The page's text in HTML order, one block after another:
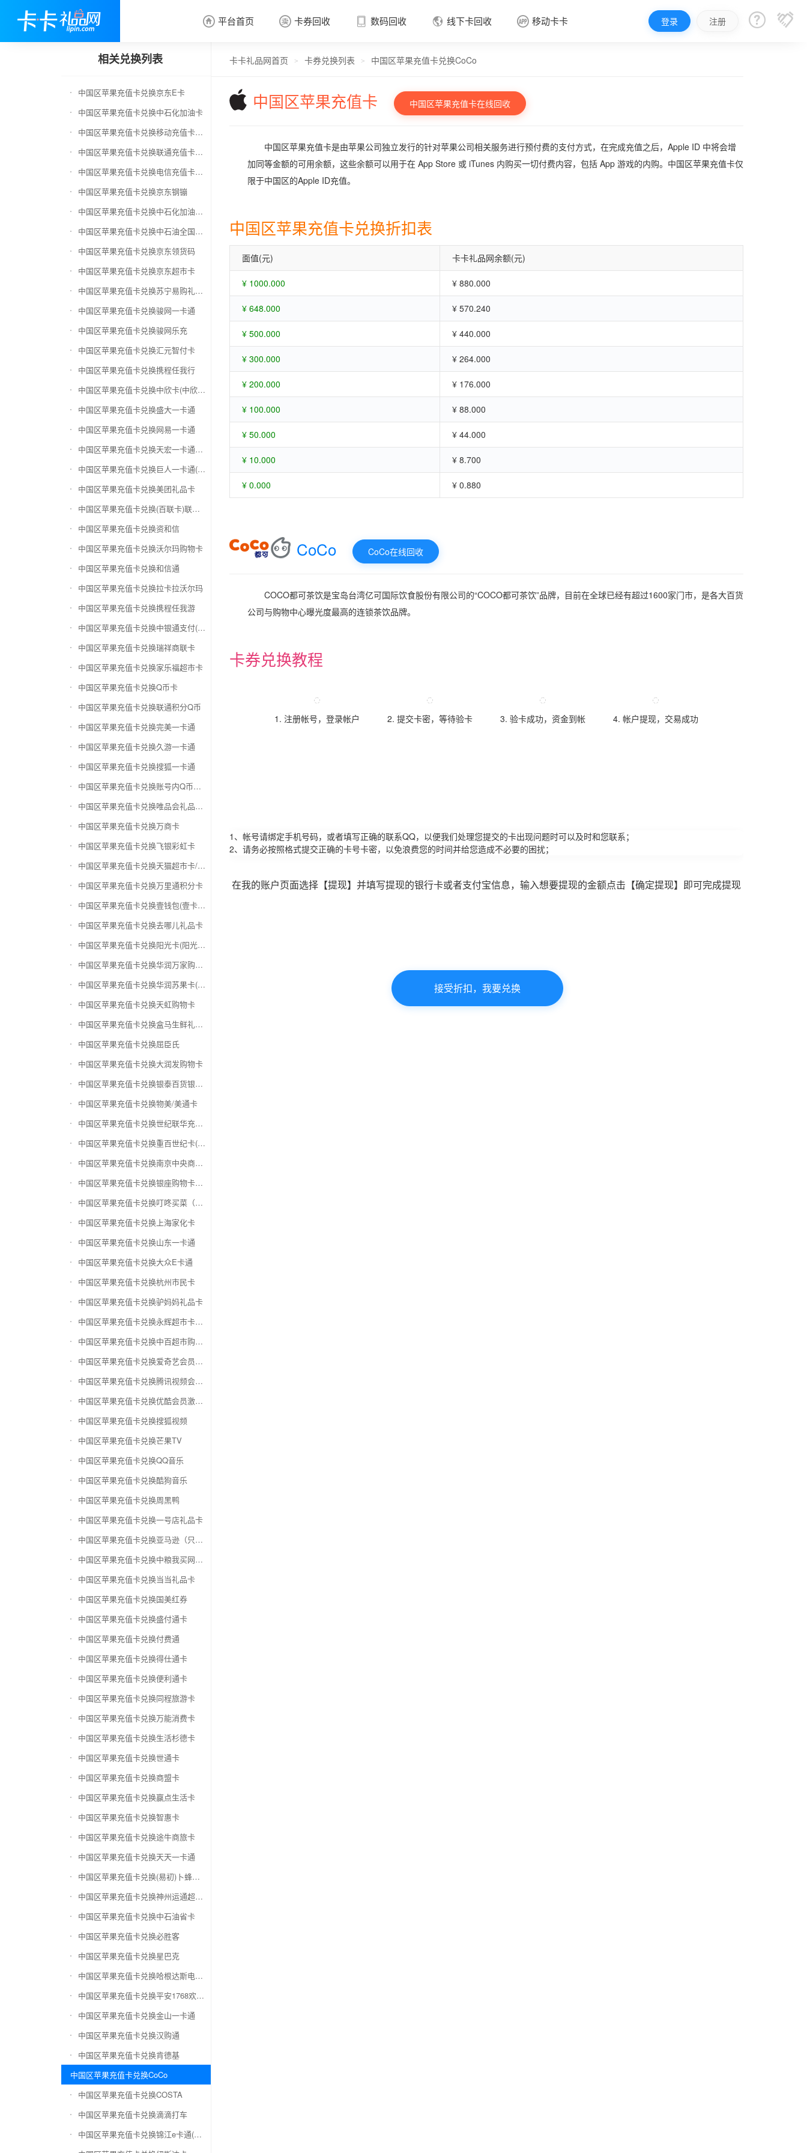
 平台首页  卡券回收
 卡券回收
 数码回收  线下卡回收  移动卡卡 登录 注册  
相关兑换列表
中国区苹果充值卡兑换京东E卡
中国区苹果充值卡兑换中石化加油卡
中国区苹果充值卡兑换移动充值卡（面值千万别选错）
中国区苹果充值卡兑换联通充值卡（面值千万别选错）
中国区苹果充值卡兑换电信充值卡（面值千万别选错）
中国区苹果充值卡兑换京东钢镚
中国区苹果充值卡兑换中石化加油卡无卡号（面值千万别选错）
中国区苹果充值卡兑换中石油全国充值卡
中国区苹果充值卡兑换京东领货码
中国区苹果充值卡兑换京东超市卡
中国区苹果充值卡兑换苏宁易购礼品卡
中国区苹果充值卡兑换骏网一卡通
中国区苹果充值卡兑换骏网乐充
中国区苹果充值卡兑换汇元智付卡
中国区苹果充值卡兑换携程任我行
中国区苹果充值卡兑换中欣卡(中欣通卡)
中国区苹果充值卡兑换盛大一卡通
中国区苹果充值卡兑换网易一卡通
中国区苹果充值卡兑换天宏一卡通（易冲天宏卡）
中国区苹果充值卡兑换巨人一卡通(征途卡)
中国区苹果充值卡兑换美团礼品卡
中国区苹果充值卡兑换(百联卡)联华ok卡
中国区苹果充值卡兑换资和信
中国区苹果充值卡兑换沃尔玛购物卡
中国区苹果充值卡兑换和信通
中国区苹果充值卡兑换拉卡拉沃尔玛
中国区苹果充值卡兑换携程任我游
中国区苹果充值卡兑换中银通支付(银联购物卡)
中国区苹果充值卡兑换瑞祥商联卡
中国区苹果充值卡兑换家乐福超市卡
中国区苹果充值卡兑换Q币卡
中国区苹果充值卡兑换联通积分Q币
中国区苹果充值卡兑换完美一卡通
中国区苹果充值卡兑换久游一卡通
中国区苹果充值卡兑换搜狐一卡通
中国区苹果充值卡兑换账号内Q币寄售（维护中）
中国区苹果充值卡兑换唯品会礼品卡(唯品卡)
中国区苹果充值卡兑换万商卡
中国区苹果充值卡兑换飞银彩虹卡
中国区苹果充值卡兑换天猫超市卡/享淘卡
中国区苹果充值卡兑换万里通积分卡
中国区苹果充值卡兑换壹钱包(壹卡会)
中国区苹果充值卡兑换去哪儿礼品卡
中国区苹果充值卡兑换阳光卡(阳光爱车)
中国区苹果充值卡兑换华润万家购物卡
中国区苹果充值卡兑换华润苏果卡(苏果超市卡)（维护 请暂停提交）
中国区苹果充值卡兑换天虹购物卡
中国区苹果充值卡兑换盒马生鲜礼品卡
中国区苹果充值卡兑换屈臣氏
中国区苹果充值卡兑换大润发购物卡
中国区苹果充值卡兑换银泰百货银泰卡
中国区苹果充值卡兑换物美/美通卡
中国区苹果充值卡兑换世纪联华充值卡(杭州联华)
中国区苹果充值卡兑换重百世纪卡(重庆百货)
中国区苹果充值卡兑换南京中央商场购物卡
中国区苹果充值卡兑换银座购物卡（黑卡）
中国区苹果充值卡兑换叮咚买菜（限通用礼品卡）
中国区苹果充值卡兑换上海家化卡
中国区苹果充值卡兑换山东一卡通
中国区苹果充值卡兑换大众E卡通
中国区苹果充值卡兑换杭州市民卡
中国区苹果充值卡兑换驴妈妈礼品卡
中国区苹果充值卡兑换永辉超市卡（限实体卡）
中国区苹果充值卡兑换中百超市购物卡
中国区苹果充值卡兑换爱奇艺会员激活码
中国区苹果充值卡兑换腾讯视频会员激活码
中国区苹果充值卡兑换优酷会员激活码
中国区苹果充值卡兑换搜狐视频
中国区苹果充值卡兑换芒果TV
中国区苹果充值卡兑换QQ音乐
中国区苹果充值卡兑换酷狗音乐
中国区苹果充值卡兑换周黑鸭
中国区苹果充值卡兑换一号店礼品卡
中国区苹果充值卡兑换亚马逊（只要实体卡）
中国区苹果充值卡兑换中粮我买网礼品卡
中国区苹果充值卡兑换当当礼品卡
中国区苹果充值卡兑换国美红券
中国区苹果充值卡兑换盛付通卡
中国区苹果充值卡兑换付费通
中国区苹果充值卡兑换得仕通卡
中国区苹果充值卡兑换便利通卡
中国区苹果充值卡兑换同程旅游卡
中国区苹果充值卡兑换万能消费卡
中国区苹果充值卡兑换生活杉德卡
中国区苹果充值卡兑换世通卡
中国区苹果充值卡兑换商盟卡
中国区苹果充值卡兑换赢点生活卡
中国区苹果充值卡兑换智惠卡
中国区苹果充值卡兑换途牛商旅卡
中国区苹果充值卡兑换天天一卡通
中国区苹果充值卡兑换(易初)卜蜂莲花礼品卡
中国区苹果充值卡兑换神州运通超级卡(运通网购卡)
中国区苹果充值卡兑换中石油省卡
中国区苹果充值卡兑换必胜客
中国区苹果充值卡兑换星巴克
中国区苹果充值卡兑换哈根达斯电子券
中国区苹果充值卡兑换平安1768欢乐豆
中国区苹果充值卡兑换金山一卡通
中国区苹果充值卡兑换汉购通
中国区苹果充值卡兑换肯德基
中国区苹果充值卡兑换CoCo
中国区苹果充值卡兑换COSTA
中国区苹果充值卡兑换滴滴打车
中国区苹果充值卡兑换锦江e卡通(锦江一卡通)
卡卡礼品网首页 > 卡券兑换列表 > 中国区苹果充值卡兑换CoCo
中国区苹果充值卡 中国区苹果充值卡在线回收
中国区苹果充值卡是由苹果公司独立发行的针对苹果公司相关服务进行预付费的支付方式，在完成充值之后，Apple ID 中将会增
加同等金额的可用余额，这些余额可以用于在 App Store 或 iTunes 内购买一切付费内容，包括 App 游戏的内购。中国区苹果充值卡仅
限于中国区的Apple ID充值。
中国区苹果充值卡兑换折扣表
面值(元) 卡卡礼品网余额(元)
¥ 1000.000 ¥ 880.000
¥ 648.000 ¥ 570.240
¥ 500.000 ¥ 440.000
¥ 300.000 ¥ 264.000
¥ 200.000 ¥ 176.000
¥ 100.000 ¥ 88.000
¥ 50.000 ¥ 44.000
¥ 10.000 ¥ 8.700
¥ 0.000 ¥ 0.880
CoCo CoCo在线回收
COCO都可茶饮是宝岛台湾亿可国际饮食股份有限公司的“COCO都可茶饮”品牌，目前在全球已经有超过1600家门市，是各大百货
公司与购物中心曝光度最高的连锁茶饮品牌。
卡券兑换教程
1. 注册帐号，登录帐户 2. 提交卡密，等待验卡 3. 验卡成功，资金到帐 4. 帐户提现，交易成功
1、帐号请绑定手机号码，或者填写正确的联系QQ，以便我们处理您提交的卡出现问题时可以及时和您联系；
2、请务必按照格式提交正确的卡号卡密，以免浪费您的时间并给您造成不必要的困扰；
在我的账户页面选择【提现】并填写提现的银行卡或者支付宝信息，输入想要提现的金额点击【确定提现】即可完成提现
接受折扣，我要兑换